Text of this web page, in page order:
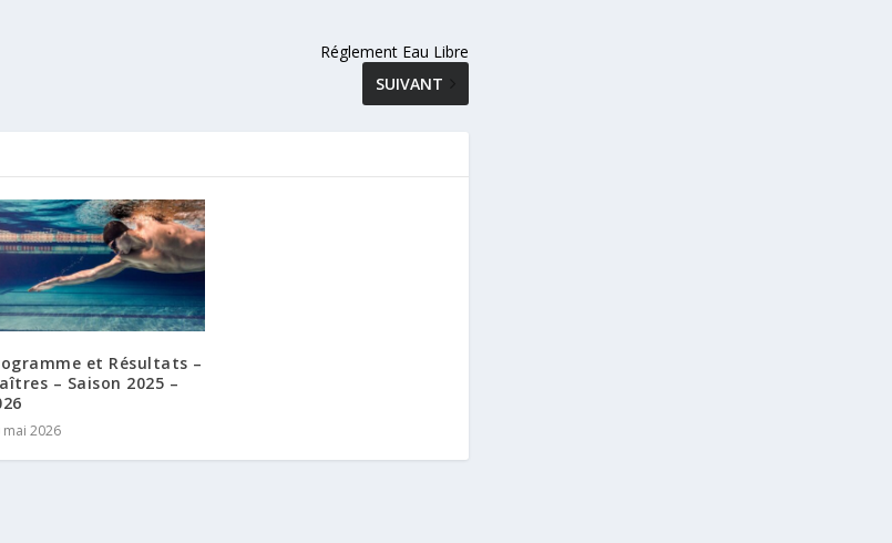
Réglement Eau Libre
SUIVANT
et Résultats –
– Saison 2025 –
mai 2026